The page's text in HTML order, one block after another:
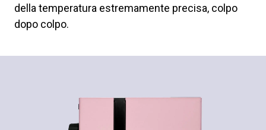
della temperatura estremamente precisa, colpo
dopo colpo.